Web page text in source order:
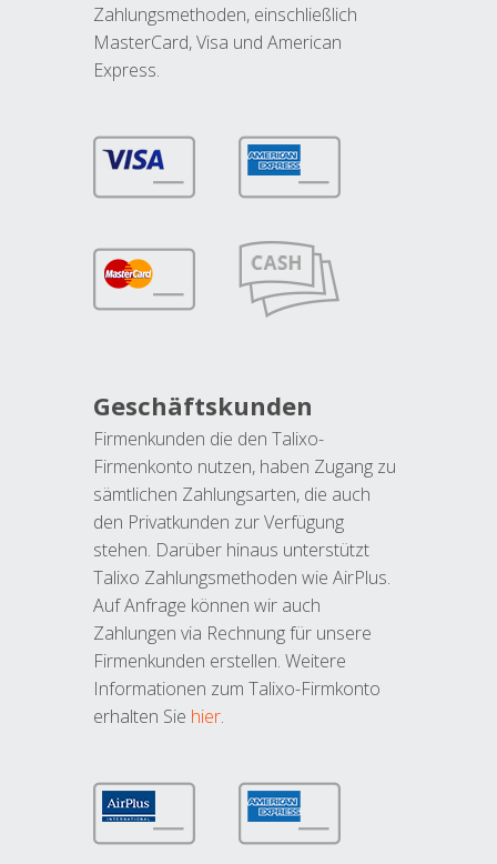
Zahlungsmethoden, einschließlich
MasterCard, Visa und American
Express.
Geschäftskunden
Firmenkunden die den Talixo-
Firmenkonto nutzen, haben Zugang zu
sämtlichen Zahlungsarten, die auch
den Privatkunden zur Verfügung
stehen. Darüber hinaus unterstützt
Talixo Zahlungsmethoden wie AirPlus.
Auf Anfrage können wir auch
Zahlungen via Rechnung für unsere
Firmenkunden erstellen. Weitere
Informationen zum Talixo-Firmkonto
erhalten Sie hier.